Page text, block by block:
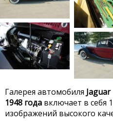
Галерея автомобиля
1948 года включает в себя
изображений высокого